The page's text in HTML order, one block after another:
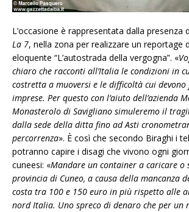
L’occasione è rappresentata dalla presenza
La 7, nella zona per realizzare un reportage
eloquente “L’autostrada della vergogna”. «
chiaro che racconti all’Italia le condizioni in
costretta a muoversi e le difficoltà cui
imprese. Per questo con l’aiuto dell’azienda
Monasterolo di Savigliano simuleremo il
dalla sede della ditta fino ad Asti
percorrenza». È così che secondo Biraghi i
potranno capire i disagi che vivono ogni
cuneesi: «Mandare un container a caricare o
provincia di Cuneo, a causa della mancanza
costa tra 100 e 150 euro in più rispetto alle
nord Italia. Uno spreco di denaro che per un